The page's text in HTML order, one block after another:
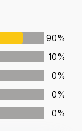
90%
10%
0%
0%
0%